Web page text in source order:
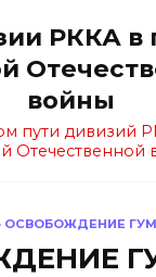
РККА в
войны
пути дивизий
Отечественной
ОСВОБОЖДЕНИЕ